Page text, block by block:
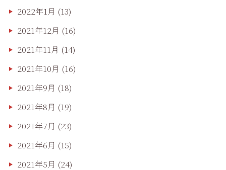
2022年1月 (13)
2021年12月 (16)
2021年11月 (14)
2021年10月 (16)
2021年9月 (18)
2021年8月 (19)
2021年7月 (23)
2021年6月 (15)
2021年5月 (24)